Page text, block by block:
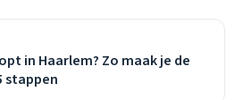
in Haarlem? Zo maak je de
stappen